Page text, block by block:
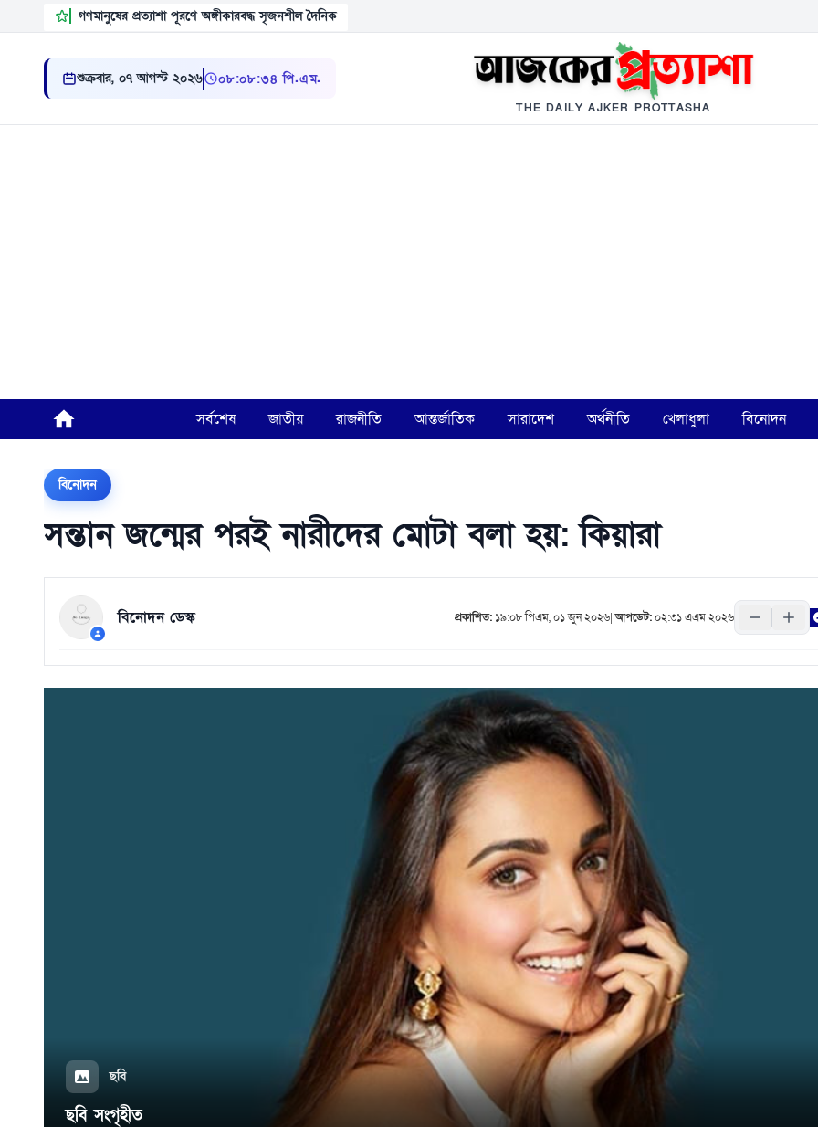
গণমানুষের প্রত্যাশা পূরণে অঙ্গীকারবদ্ধ সৃজনশীল দৈনিক
শুক্রবার, ০৭ আগস্ট ২০২৬ ০৮:০৮:৩৪ পি.এম.
THE DAILY AJKER PROTTASHA
সর্বশেষ জাতীয় রাজনীতি আন্তর্জাতিক সারাদেশ অর্থনীতি খেলাধুলা বিনোদন
বিনোদন
সন্তান জন্মের পরই নারীদের মোটা বলা হয়: কিয়ারা
বিনোদন ডেস্ক প্রকাশিত: ১৯:০৮ পিএম, ০১ জুন ২০২৬|আপডেট:০২:৩১ এএম ২০২৬
ছবি
ছবি সংগৃহীত